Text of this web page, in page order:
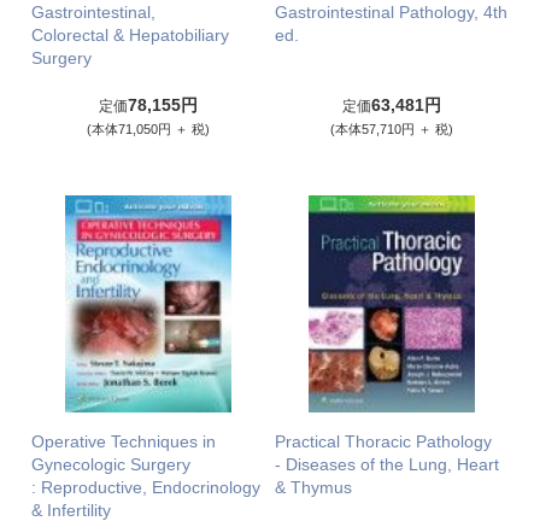
Gastrointestinal,
Colorectal & Hepatobiliary
Surgery
定価78,155円
(本体71,050円 ＋ 税)
Gastrointestinal Pathology, 4th
ed.
定価63,481円
(本体57,710円 ＋ 税)
Operative Techniques in
Gynecologic Surgery
: Reproductive, Endocrinology
& Infertility
Practical Thoracic Pathology
- Diseases of the Lung, Heart
& Thymus